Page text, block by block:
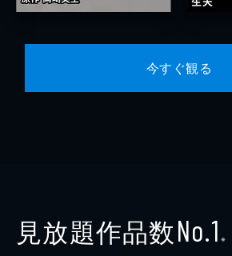
今すぐ観る
見放題作品数No.1 ※